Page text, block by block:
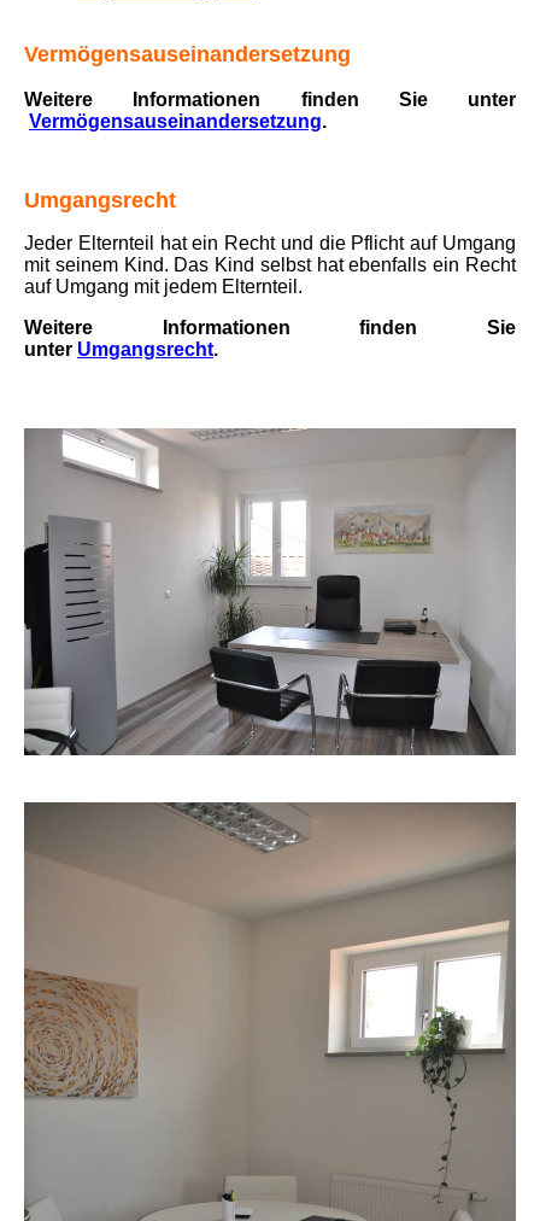
Vermögensauseinandersetzung
Weitere Informationen finden Sie unter
Vermögensauseinandersetzung.
Umgangsrecht
Jeder Elter­nteil hat ein Recht und die Pflicht auf Umgang
mit seinem Kind. Das Kind selbst hat ebenfalls ein Recht
auf Umgang mit jedem Elter­nteil.
Weitere Informationen finden Sie
unter Umgangsrecht.